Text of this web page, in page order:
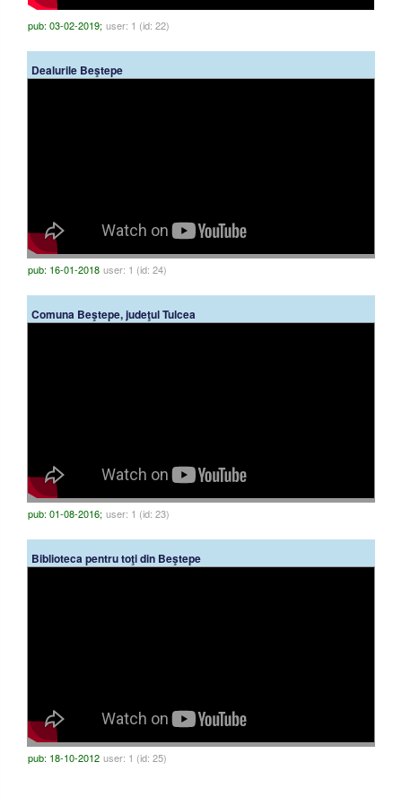
pub: 03-02-2019; user: 1 (id: 22)
Dealurile Beştepe
pub: 16-01-2018 user: 1 (id: 24)
Comuna Beştepe, judeţul Tulcea
pub: 01-08-2016; user: 1 (id: 23)
Biblioteca pentru toţi din Beştepe
pub: 18-10-2012 user: 1 (id: 25)